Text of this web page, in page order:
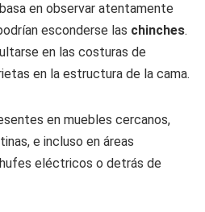
en observar atentamente
esconderse las chinches.
en las costuras de
en la estructura de la cama.
en muebles cercanos,
e incluso en áreas
eléctricos o detrás de